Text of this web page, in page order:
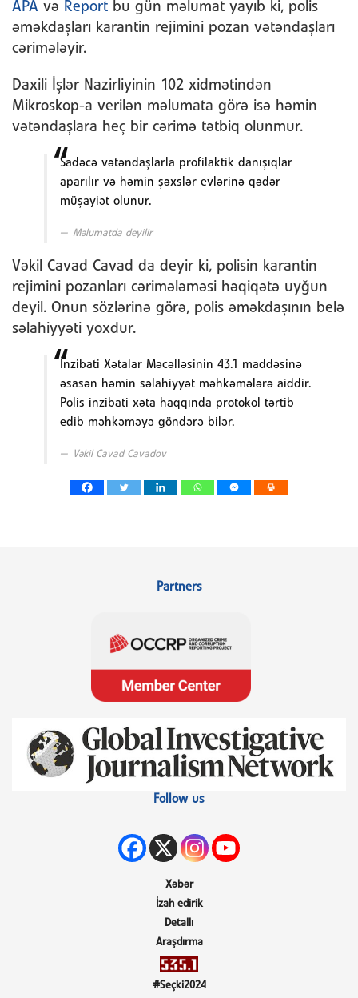
APA və Report bu gün məlumat yayıb ki, polis
əməkdaşları karantin rejimini pozan vətəndaşları
cərimələyir.
Daxili İşlər Nazirliyinin 102 xidmətindən
Mikroskop-a verilən məlumata görə isə həmin
vətəndaşlara heç bir cərimə tətbiq olunmur.
Sadəcə vətəndaşlarla profilaktik danışıqlar
aparılır və həmin şəxslər evlərinə qədər
müşayiət olunur.
Məlumatda deyilir
Vəkil Cavad Cavad da deyir ki, polisin karantin
rejimini pozanları cərimələməsi həqiqətə uyğun
deyil. Onun sözlərinə görə, polis əməkdaşının belə
səlahiyyəti yoxdur.
İnzibati Xətalar Məcəlləsinin 43.1 maddəsinə
əsasən həmin səlahiyyət məhkəmələrə aiddir.
Polis inzibati xəta haqqında protokol tərtib
edib məhkəməyə göndərə bilər.
Vəkil Cavad Cavadov
Partners
Follow us
Xəbər
İzah edirik
Detallı
Araşdırma
#Seçki2024